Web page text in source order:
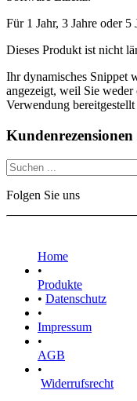
Für 1 Jahr, 3 Jahre oder 5
Dieses Produkt ist nicht
Ihr dynamisches Snippet
angezeigt, weil Sie
Verwendung bereitgestellt
Kundenrezensionen
Folgen Sie uns
Home
•
Produkte
• Datenschutz
•
Impressum
•
AGB
•
Widerrufsrecht